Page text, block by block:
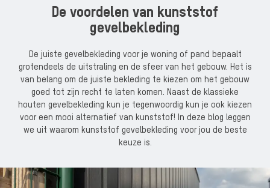
De voordelen van kunststof
gevelbekleding
De juiste gevelbekleding voor je woning of pand bepaalt
grotendeels de uitstraling en de sfeer van het gebouw. Het is
van belang om de juiste bekleding te kiezen om het gebouw
goed tot zijn recht te laten komen. Naast de klassieke
houten gevelbekleding kun je tegenwoordig kun je ook kiezen
voor een mooi alternatief van kunststof! In deze blog leggen
we uit waarom kunststof gevelbekleding voor jou de beste
keuze is.